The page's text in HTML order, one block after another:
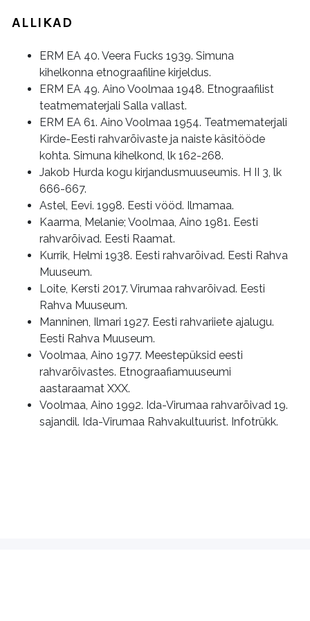
ALLIKAD
ERM EA 40. Veera Fucks 1939. Simuna
kihelkonna etnograafiline kirjeldus.
ERM EA 49. Aino Voolmaa 1948. Etnograafilist
teatmematerjali Salla vallast.
ERM EA 61. Aino Voolmaa 1954. Teatmematerjali
Kirde-Eesti rahvarõivaste ja naiste käsitööde
kohta. Simuna kihelkond, lk 162-268.
Jakob Hurda kogu kirjandusmuuseumis. H II 3, lk
666-667.
Astel, Eevi. 1998. Eesti vööd. Ilmamaa.
Kaarma, Melanie; Voolmaa, Aino 1981. Eesti
rahvarõivad. Eesti Raamat.
Kurrik, Helmi 1938. Eesti rahvarõivad. Eesti Rahva
Muuseum.
Loite, Kersti 2017. Virumaa rahvarõivad. Eesti
Rahva Muuseum.
Manninen, Ilmari 1927. Eesti rahvariiete ajalugu.
Eesti Rahva Muuseum.
Voolmaa, Aino 1977. Meestepüksid eesti
rahvarõivastes. Etnograafiamuuseumi
aastaraamat XXX.
Voolmaa, Aino 1992. Ida-Virumaa rahvarõivad 19.
sajandil. Ida-Virumaa Rahvakultuurist. Infotrükk.